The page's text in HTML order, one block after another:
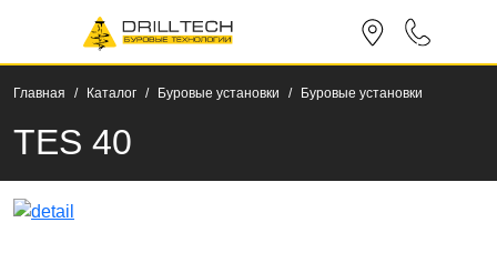
Главная Каталог Буровые установки Буровые установки
TES 40